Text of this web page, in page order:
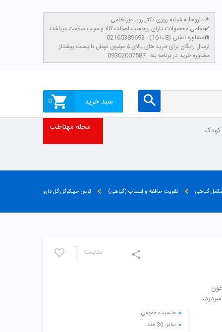
داروخانه شبانه روزی دکتر رویا میرنظامی📌
تمامی محصولات دارای برچسب اصالت کالا و سیب سلامت میباشند✔️
مشاوره تلفنی (8 تا 16) : 02165389693☎️
​ارسال رایگان برای خرید های بالای 4 میلیون تومان با پست پیشتاز
مشاوره خرید در برنامه بله : 09302007587
سبد خرید 0
کودک مجله مهتاطب
گیاهی تقویت حافظه و اعصاب (گیاهی) قرص جینکوگل گل دارو
مقایسـه
جنسیت: عمومی
سایز: 30 عدد